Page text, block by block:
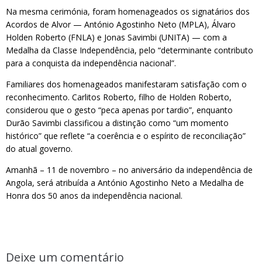
Na mesma cerimónia, foram homenageados os signatários dos
Acordos de Alvor — António Agostinho Neto (MPLA), Álvaro
Holden Roberto (FNLA) e Jonas Savimbi (UNITA) — com a
Medalha da Classe Independência, pelo “determinante contributo
para a conquista da independência nacional”.
Familiares dos homenageados manifestaram satisfação com o
reconhecimento. Carlitos Roberto, filho de Holden Roberto,
considerou que o gesto “peca apenas por tardio”, enquanto
Durão Savimbi classificou a distinção como “um momento
histórico” que reflete “a coerência e o espírito de reconciliação”
do atual governo.
Amanhã – 11 de novembro – no aniversário da independência de
Angola, será atribuída a António Agostinho Neto a Medalha de
Honra dos 50 anos da independência nacional.
Deixe um comentário